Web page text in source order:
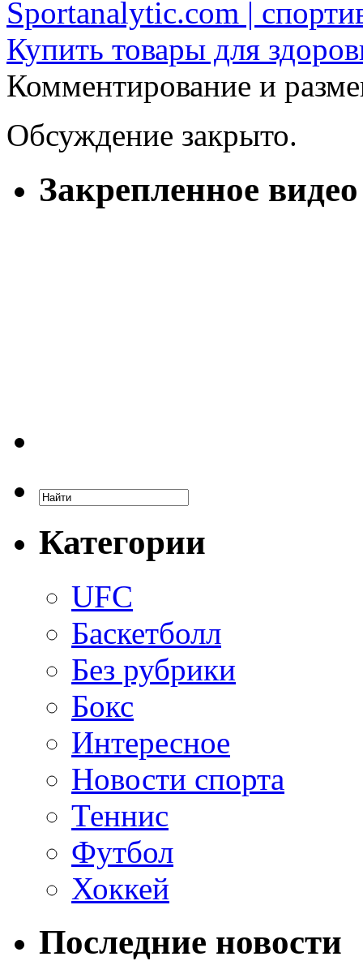
Sportanalytic.com |
Купить товары для
Комментирование и
Обсуждение закрыто.
Закрепленное видео
Категории
UFC
Баскетболл
Без рубрики
Бокс
Интересное
Новости спорта
Теннис
Футбол
Хоккей
Последние новости